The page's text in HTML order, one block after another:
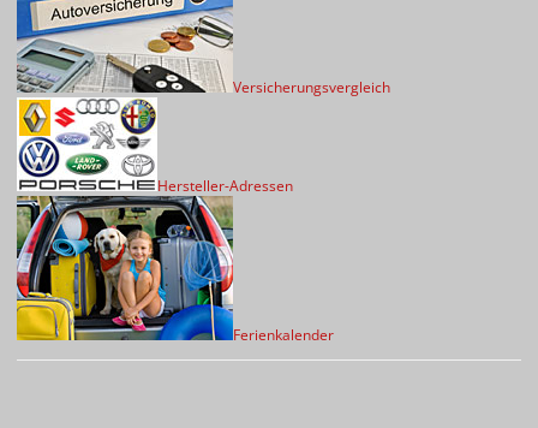
Versicherungsvergleich
Hersteller-Adressen
Ferienkalender